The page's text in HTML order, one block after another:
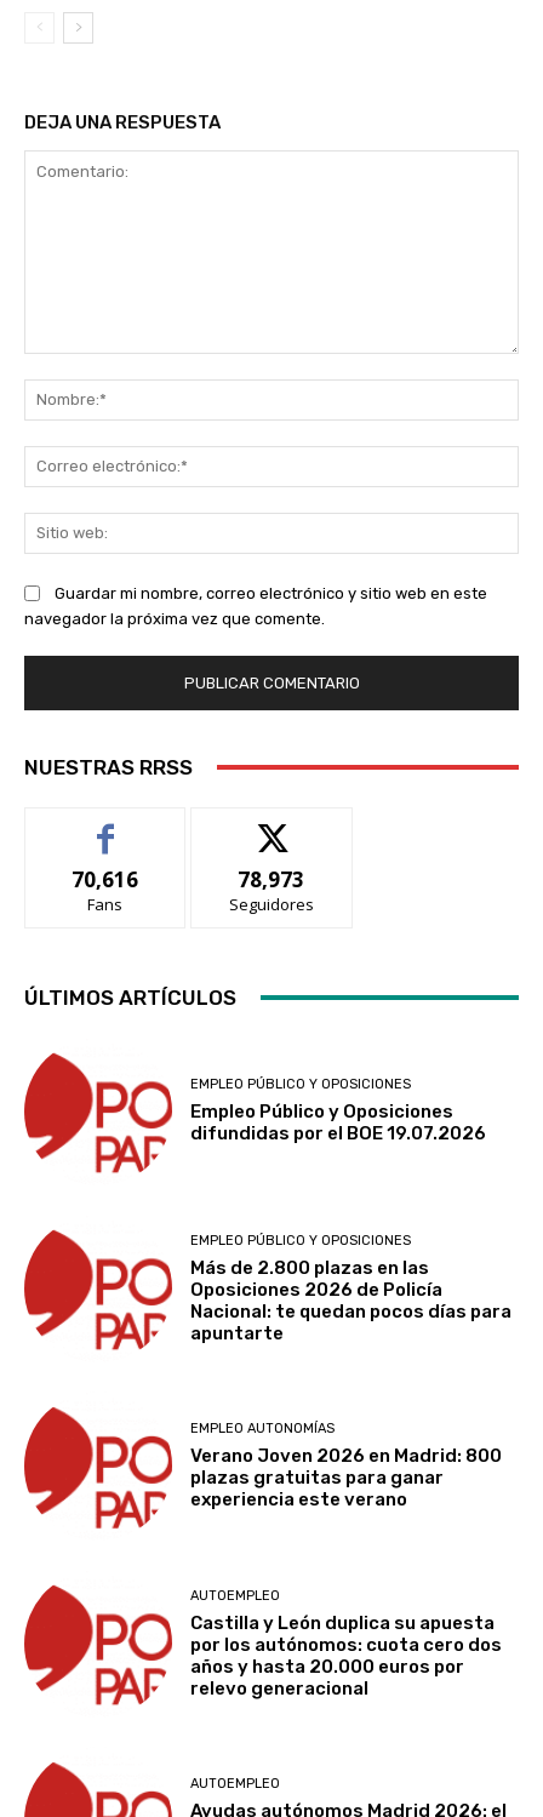
DEJA UNA RESPUESTA
Guardar mi nombre, correo electrónico y sitio web en este
navegador la próxima vez que comente.
NUESTRAS RRSS
70,616
Fans
78,973
Seguidores
ÚLTIMOS ARTÍCULOS
EMPLEO PÚBLICO Y OPOSICIONES
Empleo Público y Oposiciones
difundidas por el BOE 19.07.2026
EMPLEO PÚBLICO Y OPOSICIONES
Más de 2.800 plazas en las
Oposiciones 2026 de Policía
Nacional: te quedan pocos días para
apuntarte
EMPLEO AUTONOMÍAS
Verano Joven 2026 en Madrid: 800
plazas gratuitas para ganar
experiencia este verano
AUTOEMPLEO
Castilla y León duplica su apuesta
por los autónomos: cuota cero dos
años y hasta 20.000 euros por
relevo generacional
AUTOEMPLEO
Ayudas autónomos Madrid 2026: el